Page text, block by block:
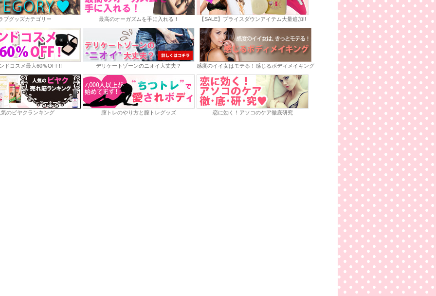
ブグッズカテゴリー 最高のオーガズムを手に入れる！ 【SALE】プライスダウンアイテム大量追加!!
ドコスメ最大60％OFF!! デリケートゾーンのニオイ大丈夫？ 感度のイイ女はモテる！感じるボディメイキング
のビヤクランキング 膣トレのやり方と膣トレグッズ 恋に効く！アソコのケア徹底研究